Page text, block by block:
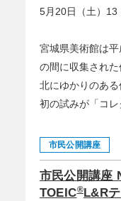
5月20日（土）13
宮城県美術館は
の間に収集され
北にゆかりのあ
初の試みが「コ
市民公開講座
市民公開講座
TOEIC®L&R